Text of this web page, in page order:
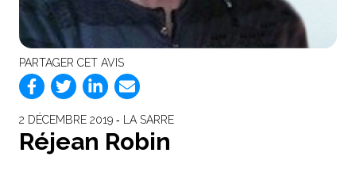
PARTAGER CET AVIS
2 DÉCEMBRE 2019 ‐ LA SARRE
Réjean Robin